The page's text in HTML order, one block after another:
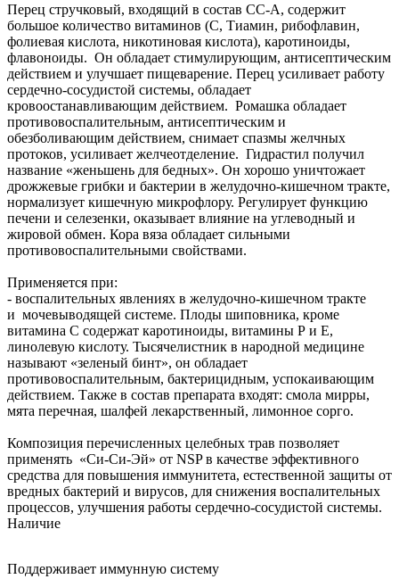
Перец стручковый, входящий в состав СС-А, содержит
большое количество витаминов (С, Тиамин, рибофлавин,
фолиевая кислота, никотиновая кислота), каротиноиды,
флавоноиды. Он обладает стимулирующим, антисептическим
действием и улучшает пищеварение. Перец усиливает работу
сердечно-сосудистой системы, обладает
кровоостанавливающим действием. Ромашка обладает
противовоспалительным, антисептическим и
обезболивающим действием, снимает спазмы желчных
протоков, усиливает желчеотделение. Гидрастил получил
название «женьшень для бедных». Он хорошо уничтожает
дрожжевые грибки и бактерии в желудочно-кишечном тракте,
нормализует кишечную микрофлору. Регулирует функцию
печени и селезенки, оказывает влияние на углеводный и
жировой обмен. Кора вяза обладает сильными
противовоспалительными свойствами.
Применяется при:
- воспалительных явлениях в желудочно-кишечном тракте
и мочевыводящей системе. Плоды шиповника, кроме
витамина С содержат каротиноиды, витамины Р и Е,
линолевую кислоту. Тысячелистник в народной медицине
называют «зеленый бинт», он обладает
противовоспалительным, бактерицидным, успокаивающим
действием. Также в состав препарата входят: смола мирры,
мята перечная, шалфей лекарственный, лимонное сорго.
Композиция перечисленных целебных трав позволяет
применять «Си-Си-Эй» от NSP в качестве эффективного
средства для повышения иммунитета, естественной защиты от
вредных бактерий и вирусов, для снижения воспалительных
процессов, улучшения работы сердечно-сосудистой системы.
Наличие
Поддерживает иммунную систему